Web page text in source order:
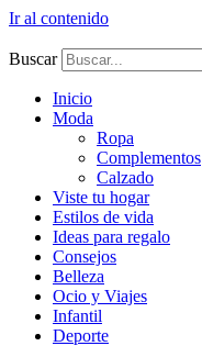
Ir al contenido
Buscar
Inicio
Moda
Ropa
Complementos
Calzado
Viste tu hogar
Estilos de vida
Ideas para regalo
Consejos
Belleza
Ocio y Viajes
Infantil
Deporte